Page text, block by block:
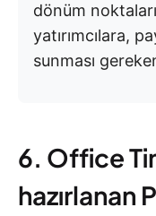
dönüm
yatırımcılara,
sunması
6. Office
hazırlanan